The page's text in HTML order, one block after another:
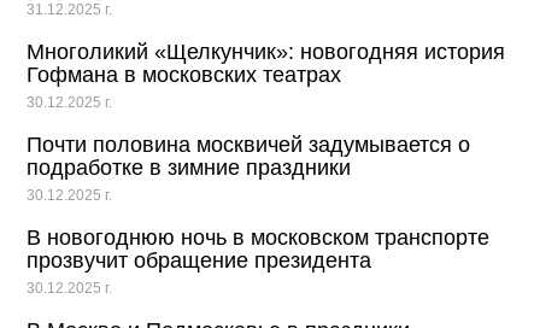
31.12.2025 г.
Многоликий «Щелкунчик»: новогодняя история
Гофмана в московских театрах
30.12.2025 г.
Почти половина москвичей задумывается о
подработке в зимние праздники
30.12.2025 г.
В новогоднюю ночь в московском транспорте
прозвучит обращение президента
30.12.2025 г.